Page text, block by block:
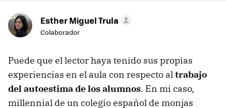
Esther Miguel Trula
Colaborador
Puede que el lector haya tenido sus propias
experiencias en el aula con respecto altrabajo
del autoestima de los alumnos. En mi caso,
millennial de un colegio español de monjas